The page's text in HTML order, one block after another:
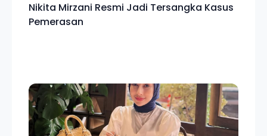
Nikita Mirzani Resmi Jadi Tersangka Kasus
Pemerasan